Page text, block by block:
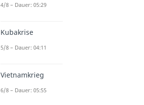
4/8 – Dauer: 05:29
Kubakrise
5/8 – Dauer: 04:11
Vietnamkrieg
6/8 – Dauer: 05:55